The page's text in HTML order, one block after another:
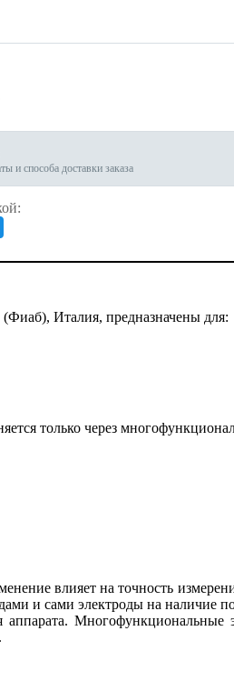
и способа доставки заказа
Италия, предназначены для:
только через
влияет на точность
и сами электроды на наличие
Многофункциональные